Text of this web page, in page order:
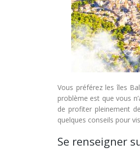
Vous préférez les îles
problème est que vous
de profiter pleinement
quelques conseils pour
Se renseigner